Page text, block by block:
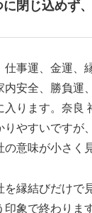
に閉じ込めず
仕事運、金運、
内安全、勝負運
入ります。奈良
りやすいですが
の意味が小さく
を縁結びだけで
印象で終わりま